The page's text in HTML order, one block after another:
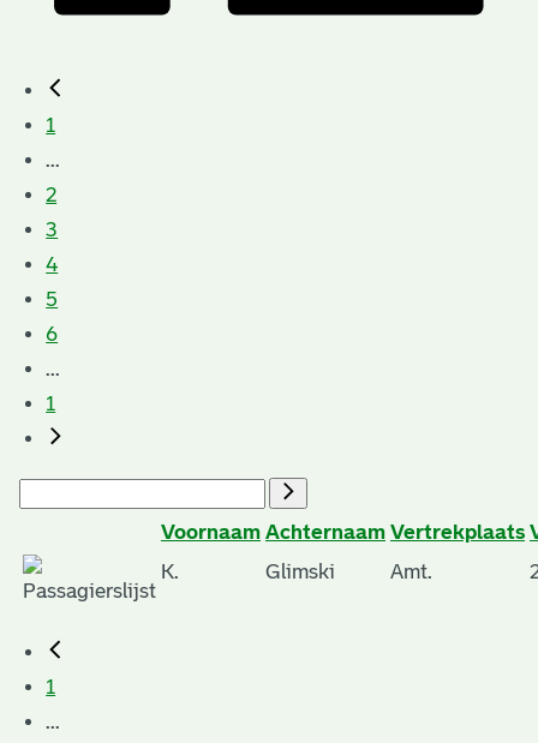
1
...
2
3
4
5
6
...
1
Voornaam Achternaam Vertrekplaats
K.
Glimski Amt.
1
...